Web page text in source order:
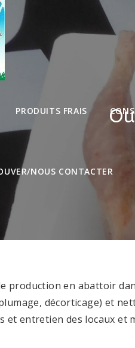
PRODUITS FRAIS
NOUS CONTACTER
production en abattoir
décorticage) et
et entretien des locaux et